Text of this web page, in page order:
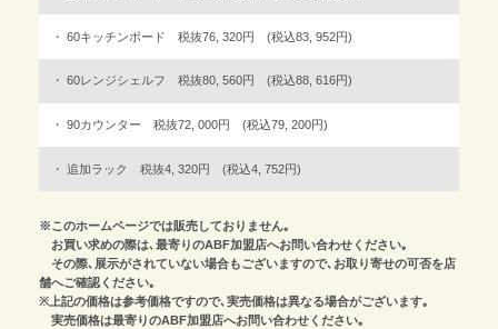
60キッチンボード 税抜76, 320円 (税込83, 952円)
60レンジシェルフ 税抜80, 560円 (税込88, 616円)
90カウンター 税抜72, 000円 (税込79, 200円)
追加ラック 税抜4, 320円 (税込4, 752円)
※このホームページでは販売しておりません｡
お買い求めの際は､最寄りのABF加盟店へお問い合わせください｡
その際､展示がされていない場合もございますので､お取り寄せの可否を店
舗へご確認ください｡
※上記の価格は参考価格ですので､実売価格は異なる場合がございます｡
実売価格は最寄りのABF加盟店へお問い合わせください｡